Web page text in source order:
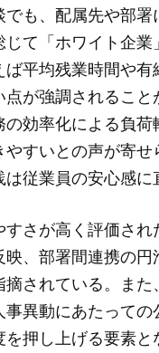
も、配属先や部署
て「ホワイト企業
平均残業時間や有
が強調されること
効率化による負荷
すいとの声が寄せ
従業員の安心感に
さが高く評価され
、部署間連携の円
されている。また
異動にあたっての
押し上げる要素と